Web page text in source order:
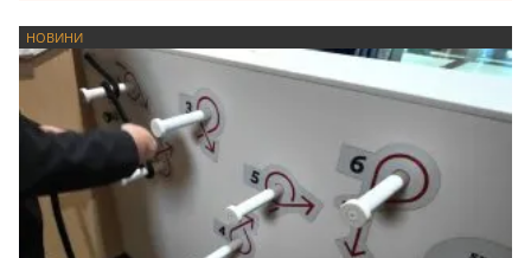
НОВИНИ